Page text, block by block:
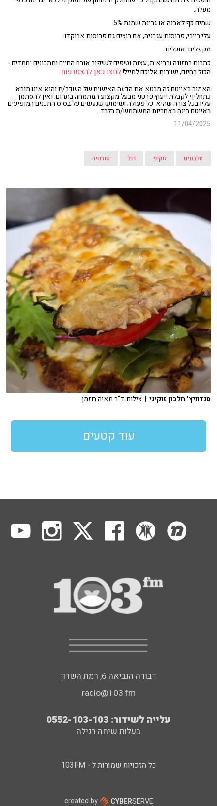
מעלה.
שמים כף לאבנה או גבינת שמנת 5%.
עלי בייבי, פרוסות עגבניה, אם רוצים גם פרוסות אבוקדו.
מקפלים ואוכלים.
כתבות בתזונה ובריאות, עצות וטיפים לשיפור אורח החיים ומתכונים נחמדים -
הכול בחינם, ישירות אליכם למייל!לחצו כאן להצטרפות.
האמור באייטם זה מבטא את הדעה האישית של השדר/ת והוא אינו מובא
כתחליף לקבלת ייעוץ פרטני מבעל מקצוע המתמחה בתחום, ואין להסתמך
עליו בכל צורה שהיא. כל פעולה ושימוש שנעשים על בסיס התכנים המופיעים
באייטם הינה באחריות המשתמש/ת בלבד.
11/04/2025
חלבונים זוקיני רול טורטיה
סנדוויץ' חלבון זוקיני | צילום: ד"ר מאיה רוזמן
עוד קטעים
דבורה הנביאה 6, רמת השרון
radio@103.fm
עלייה לשידור: 0552-103-103
בעלות שיחה רגילה
כל הזכויות שמורות ל - 103FM
created by CYBERSERVE